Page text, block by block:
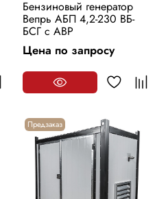
Бензиновый генератор
Вепрь АБП 4,2-230 ВБ-
БСГ с АВР
Цена по запросу
Предзаказ